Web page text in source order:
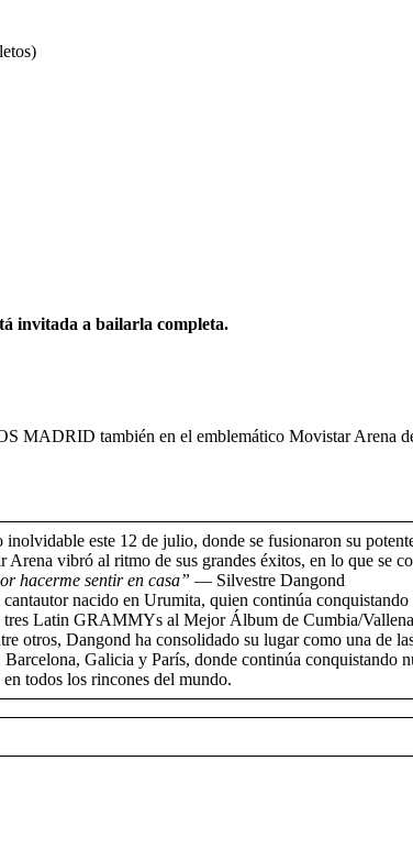
invitada a bailarla completa.
MADRID también en el emblemático Movistar Arena
este 12 de julio, donde se fusionaron su
vibró al ritmo de sus grandes éxitos, en lo que se
hacerme sentir en casa” — Silvestre Dangond
nacido en Urumita, quien continúa
Latin GRAMMYs al Mejor Álbum de Cumbia/
Dangond ha consolidado su lugar como una de
Galicia y París, donde continúa conquistando
todos los rincones del mundo.